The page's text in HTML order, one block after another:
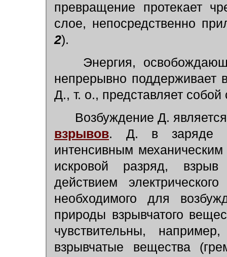
превращение протекает
слое, непосредственно
2).
Энергия,
непрерывно поддерживает
Д., т. о., представляет
Возбуждение Д.
взрывов. Д. в заряде
интенсивным
искровой разряд, взрыв
действием
необходимого для
природы взрывчатого
чувствительны,
взрывчатые вещества